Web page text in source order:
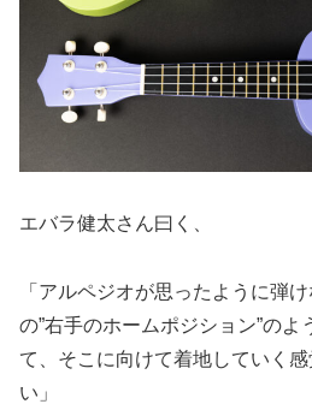
エバラ健太さん曰く、
「アルペジオが思ったように弾
の”右手のホームポジション”のよ
て、そこに向けて着地していく
い」